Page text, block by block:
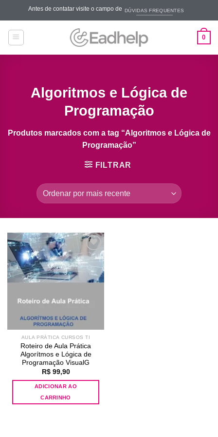
content
Antes de contatar visite o campo de DÚVIDAS FREQUENTES
0
Algoritmos e Lógica de
Programação
Produtos marcados com a tag “Algoritmos e Lógica de
Programação”
FILTRAR
Add to
wishlist
AULA PRÁTICA CURSOS TI
Roteiro de Aula Prática
Algorítmos e Lógica de
Programação VisualG
R$99,90
ADICIONAR AO
CARRINHO